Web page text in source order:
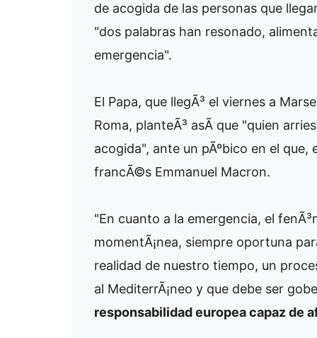
de acogida de las personas que
"dos palabras han resonado,
emergencia".
El Papa, que llegÃ³ el viernes a
Roma, planteÃ³ asÃ­ que "quien
acogida", ante un pÃºbico en el
francÃ©s Emmanuel Macron.
"En cuanto a la emergencia, el
momentÃ¡nea, siempre oportuna
realidad de nuestro tiempo, un
al MediterrÃ¡neo y que debe ser
responsabilidad europea capaz de